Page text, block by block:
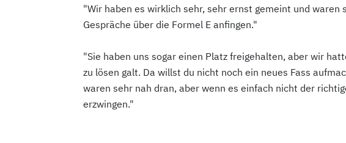
"Wir haben es wirklich sehr, sehr ernst gemeint und waren
Gespräche über die Formel E anfingen."
"Sie haben uns sogar einen Platz freigehalten, aber wir
zu lösen galt. Da willst du nicht noch ein neues Fass
waren sehr nah dran, aber wenn es einfach nicht der
erzwingen."